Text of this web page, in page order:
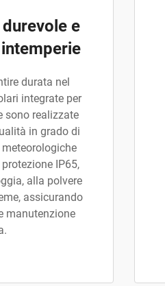
e
durata nel
integrate per
sono realizzate
in grado di
IP65,
alla polvere
assicurando
manutenzione